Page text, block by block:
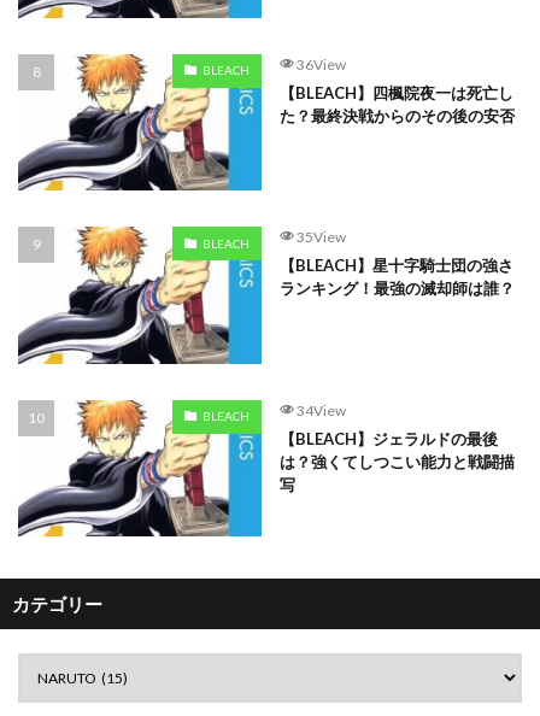
BLEACH 36View
【BLEACH】四楓院夜一は死亡し
た？最終決戦からのその後の安否
BLEACH 35View
【BLEACH】星十字騎士団の強さ
ランキング！最強の滅却師は誰？
BLEACH 34View
【BLEACH】ジェラルドの最後
は？強くてしつこい能力と戦闘描
写
カテゴリー